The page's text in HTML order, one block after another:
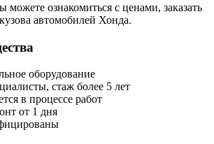
можете ознакомиться с ценами, заказать
автомобилей Хонда.
оборудование
стаж более 5 лет
в процессе работ
от 1 дня